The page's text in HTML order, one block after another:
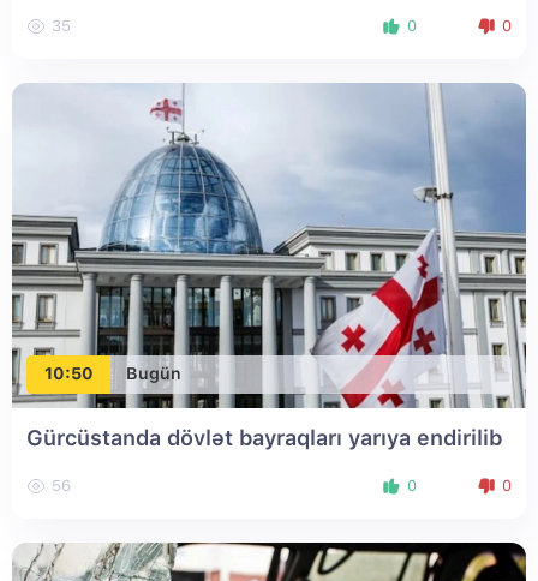
35 0 0
10:50 Bugün
Gürcüstanda dövlət bayraqları yarıya endirilib
56 0 0